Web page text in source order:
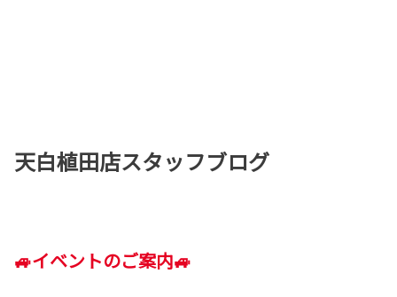
天白植田店スタッフブログ
🚙イベントのご案内🚙